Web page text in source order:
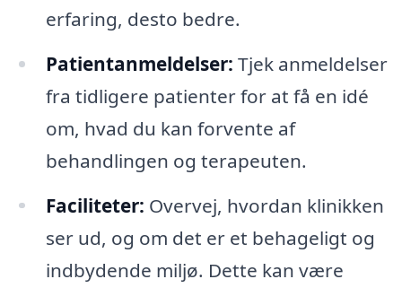
erfaring, desto bedre.
Patientanmeldelser: Tjek anmeldelser
fra tidligere patienter for at få en idé
om, hvad du kan forvente af
behandlingen og terapeuten.
Faciliteter: Overvej, hvordan klinikken
ser ud, og om det er et behageligt og
indbydende miljø. Dette kan være